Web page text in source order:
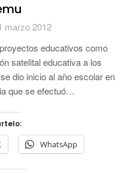
marzo 2012
educativos como
satelital educativa a los
dio inicio al año escolar en
que se efectuó…
WhatsApp